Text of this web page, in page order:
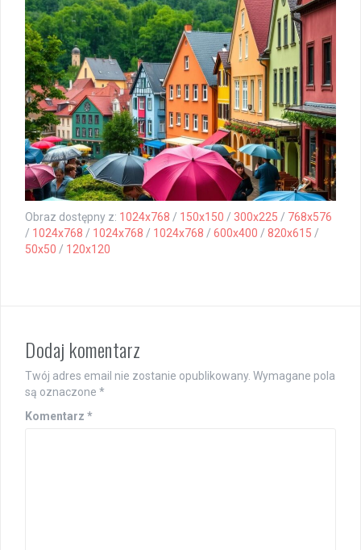
Obraz dostępny z: 1024x768 / 150x150 / 300x225 / 768x576
/ 1024x768 / 1024x768 / 1024x768 / 600x400 / 820x615 /
50x50 / 120x120
Dodaj komentarz
Twój adres email nie zostanie opublikowany. Wymagane pola
są oznaczone *
Komentarz *